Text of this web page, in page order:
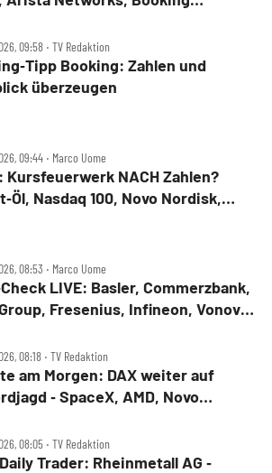
09:58 ‧ TV Redaktion
Booking: Zahlen und
überzeugen
09:44 ‧ Marco Uome
Kursfeuerwerk NACH Zahlen?
Nasdaq 100, Novo Nordisk,
08:53 ‧ Marco Uome
LIVE: Basler, Commerzbank,
Fresenius, Infineon, Vonovia
08:18 ‧ TV Redaktion
am Morgen: DAX weiter auf
‑ SpaceX, AMD, Novo
08:05 ‧ TV Redaktion
Trader: Rheinmetall AG ‑